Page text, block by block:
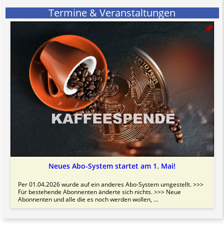
Termine & Veranstaltungen
Neues Abo-System startet am 1. Mai!
Per 01.04.2026 wurde auf ein anderes Abo-System umgestellt. >>>
Für bestehende Abonnenten änderte sich nichts. >>> Neue
Abonnenten und alle die es noch werden wollen, ...